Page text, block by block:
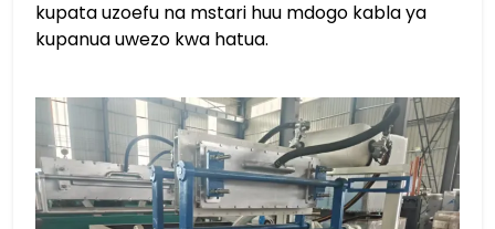
kupata uzoefu na mstari huu mdogo kabla ya
kupanua uwezo kwa hatua.